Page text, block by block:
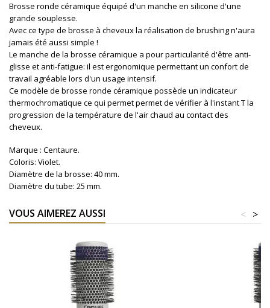
Brosse ronde céramique équipé d'un manche en silicone d'une
grande souplesse.
Avec ce type de brosse à cheveux la réalisation de brushing n'aura
jamais été aussi simple !
Le manche de la brosse céramique a pour particularité d'être anti-
glisse et anti-fatigue: il est ergonomique permettant un confort de
travail agréable lors d'un usage intensif.
Ce modèle de brosse ronde céramique possède un indicateur
thermochromatique ce qui permetpermet de vérifier à l'instant Tla
progression de la température de l'air chaud au contact des
cheveux.
Marque : Centaure.
Coloris: Violet.
Diamètre de la brosse: 40 mm.
Diamètre du tube: 25 mm.
VOUS AIMEREZ AUSSI >
<